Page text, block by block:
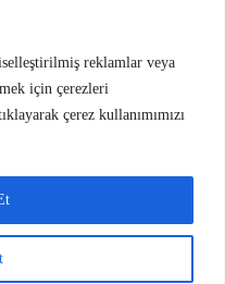
reklamlar veya
için çerezleri
çerez kullanımımızı